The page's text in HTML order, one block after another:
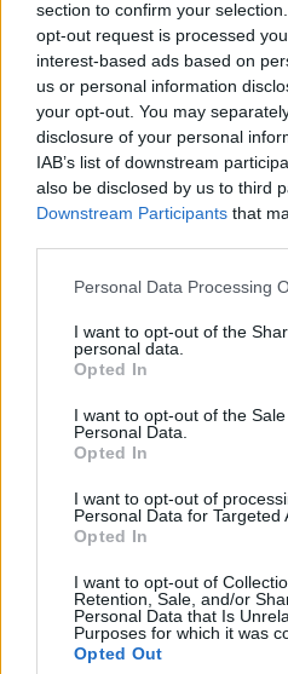
section to confirm your
opt-out request is processed
interest-based ads based on
us or personal information
your opt-out. You may
disclosure of your personal
IAB’s list of downstream
also be disclosed by us to third
Downstream Participants that
Personal Data Processing
I want to opt-out of the
personal data.
Opted In
I want to opt-out of the
Personal Data.
Opted In
I want to opt-out of
Personal Data for Targeted
Opted In
I want to opt-out of
Retention, Sale, and/or
Personal Data that Is
Purposes for which it was
Opted Out
contract with#Lazioexpires in
bonuses).#transfers
— Nicolò Schira (@NicoSchira)
VAI ALLA
Il materiale (testo, foto e video) consultabile
Alcune foto (screenshot) ed articoli presenti